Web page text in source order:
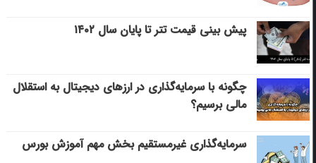
پیش بینی قیمت تتر تا پایان سال ۱۴۰۲
چگونه با سرمایه‌گذاری در ارزهای دیجیتال به استقلال
مالی برسیم؟
سرمایه‌گذاری غیرمستقیم بخش مهم آموزش بورس